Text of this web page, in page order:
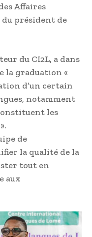
Affaires
président de
du CI2L, a dans
la graduation «
d’un certain
notamment
les
de
la qualité de la
tout en
aux